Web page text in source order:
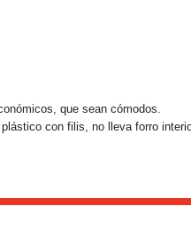
que sean cómodos.
con filis, no lleva forro